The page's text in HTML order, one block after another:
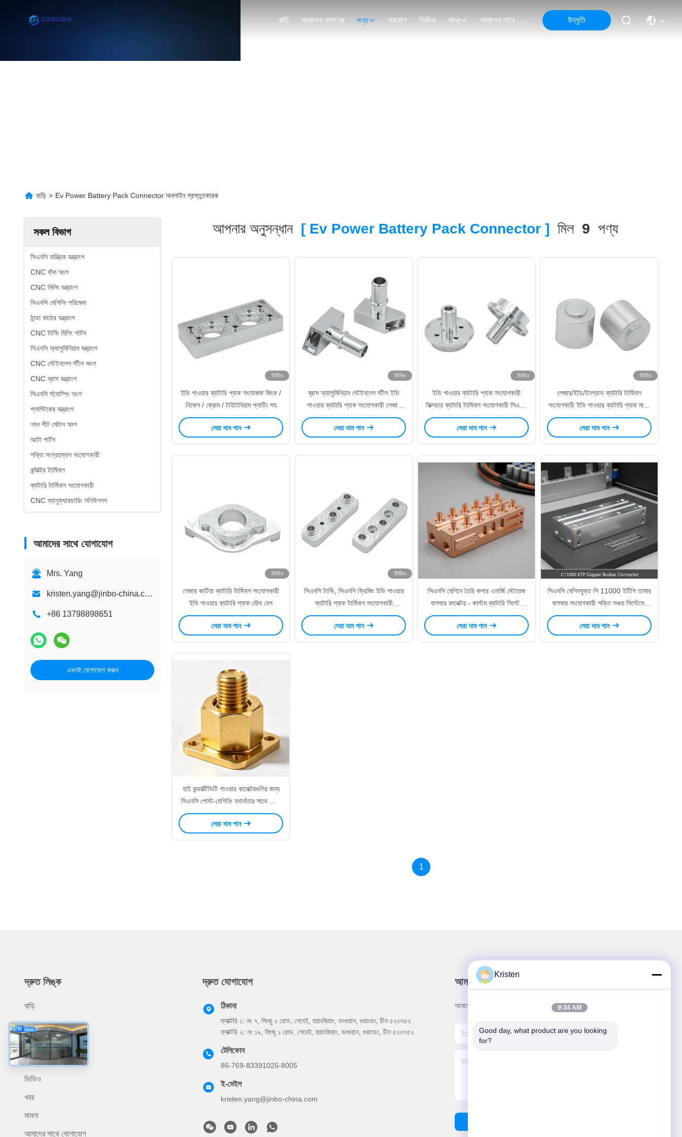
বাড়ি আমাদের সম্বন্ধে পণ্য প্রয়োগ ভিডিও ঘটনা আমাদের সাথে যোগাযোগ উদ্ধৃতি
বাড়ি > Ev Power Battery Pack Connector অনলাইন প্রস্তুতকারক
সকল বিভাগ
সিএনসি যান্ত্রিক যন্ত্রাংশ
CNC বাঁক অংশ
CNC মিলিং যন্ত্রাংশ
সিএনসি মেশিনিং পরিষেবা
ঠান্ডা কাঠের যন্ত্রাংশ
CNC টার্নিং মিলিং পার্টস
সিএনসি অ্যালুমিনিয়াম যন্ত্রাংশ
CNC স্টেইনলেস স্টীল অংশ
CNC ব্রাস যন্ত্রাংশ
সিএনসি স্ট্যাম্পিং অংশ
প্লাস্টিকের যন্ত্রাংশ
নমন শীট মেটাল অংশ
অটো পার্টস
শক্তি সংগ্রহস্থল সংযোগকারী
কন্টাক্টর টার্মিনাল
ব্যাটারি টার্মিনাল সংযোগকারী
CNC ম্যানুফ্যাকচারিং সলিউশনস
আমাদের সাথে যোগাযোগ
Mrs. Yang
kristen.yang@jinbo-china.com
+86 13798898651
এখনই যোগাযোগ করুন
আপনার অনুসন্ধান[ Ev Power Battery Pack Connector ] মিল 9 পণ্য
ভিডিও
ইভি পাওয়ার ব্যাটারি প্যাক সংযোজক জিংক /
নিকেল / ক্রোম / টাইটানিয়াম প্লাটিং সহ
সেরা দাম পান
ভিডিও
ব্রাস অ্যালুমিনিয়াম স্টেইনলেস স্টীল ইভি
পাওয়ার ব্যাটারি প্যাক সংযোগকারী লেজার
কাটিং, বাঁক, স্পিনিং সঙ্গে
সেরা দাম পান
ভিডিও
ইভি পাওয়ার ব্যাটারি প্যাক সংযোগকারী
ফিক্সচার ব্যাটারি টার্মিনাল সংযোগকারী সিএনসি
টার্নিং / ফ্রিজিং সহ
সেরা দাম পান
ভিডিও
লেজার/ইটচ/ইনগ্রাভ ব্যাটারি টার্মিনাল
সংযোগকারী ইভি পাওয়ার ব্যাটারি প্যাক মাউন্ট
সিলিন্ডার
সেরা দাম পান
ভিডিও
লেজার কাটিয়া ব্যাটারি টার্মিনাল সংযোগকারী
ইভি পাওয়ার ব্যাটারি প্যাক যৌথ বেস
সেরা দাম পান
ভিডিও
সিএনসি টার্নিং, সিএনসি ফ্রিজিং ইভি পাওয়ার
ব্যাটারি প্যাক টার্মিনাল সংযোগকারী
অ্যানোডাইজড, মণির বিস্ফোরিত, সিল্ক স্ক্রিন
সহ
সেরা দাম পান
সিএনসি মেশিনে তৈরি কপার এনার্জি স্টোরেজ
বাসবার কানেক্টর - কাস্টম ব্যাটারি সিস্টেম
কম্পোনেন্টস
সেরা দাম পান
সিএনসি মেশিনযুক্ত সি 11000 ইটিপি তামার
বাসবার সংযোগকারী শক্তি সঞ্চয় সিস্টেমের
জন্য 0.02 মিমি পৃষ্ঠতল সমতলতা এবং টিন
প্লাটিং সহ
সেরা দাম পান
হাই কন্ডাক্টিভিটি পাওয়ার কানেক্টরগুলির জন্য
সিএনসি পোস্ট-মেশিনিং যথার্থতার সাথে কোল্ড
ফোর্জড ব্রাস টার্মিনাল ফিটিং
সেরা দাম পান
1
দ্রুত লিঙ্ক
বাড়ি
আমাদের সম্বন্ধে
পণ্য
প্রয়োগ
ভিডিও
খবর
মামলা
আমাদের সাথে যোগাযোগ
দ্রুত যোগাযোগ
ঠিকানা
ফ্যাক্টরি ১: নং ৭, মিংজু ২ রোড, শেবেই, হুয়াংজিয়াং, ডংগুয়ান, গুয়াংডং, চীন ৫২৩৭৫২
ফ্যাক্টরি ২: নং ১৯, মিংজু ১ রোড, শেবেই, হুয়াংজিয়াং, ডংগুয়ান, গুয়াংডং, চীন ৫২৩৭৫২
টেলিফোন
86-769-83391025-8005
ই-মেইল
kristen.yang@jinbo-china.com
আমাদের নিউজলেটার
আমাদের নিউজলেটারে সাবস্ক্রাইব করুন এবং আরও অনেক কিছু পেতে পারেন।
Kristen
9:34 AM
Good day, what product are you looking
for?